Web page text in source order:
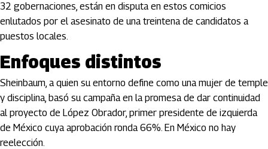
32 gobernaciones, están en disputa en estos comicios
enlutados por el asesinato de una treintena de candidatos a
puestos locales.
Enfoques distintos
Sheinbaum, a quien su entorno define como una mujer de temple
y disciplina, basó su campaña en la promesa de dar continuidad
al proyecto de López Obrador, primer presidente de izquierda
de México cuya aprobación ronda 66%. En México no hay
reelección.